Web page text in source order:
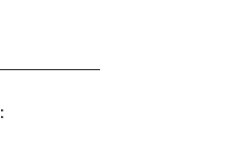
: